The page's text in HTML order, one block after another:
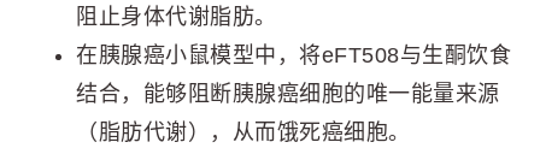
阻止身体代谢脂肪。
在胰腺癌小鼠模型中，将eFT508与生酮饮食
结合，能够阻断胰腺癌细胞的唯一能量来源
（脂肪代谢），从而饿死癌细胞。